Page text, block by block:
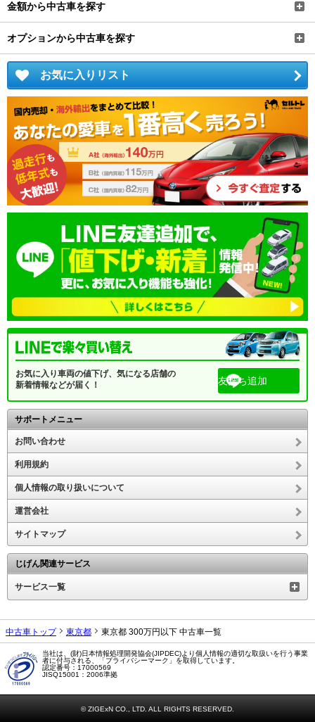
金額から中古車を探す
オプションから中古車を探す
お気に入りリスト
お気に入り車両の値下げ、気になる店舗の
新着情報などが届く！
友だち追加
サポートメニュー
お問い合わせ
利用規約
個人情報の取り扱いについて
運営会社
サイトマップ
じげん関連サービス
サービス一覧
中古車トップ 東京都 東京都 300万円以下 中古車一覧
当社は、(財)日本情報処理開発協会(JIPDEC)より個人情報の適切な取扱いを行う事業
者に付与される、「プライバシーマーク」を取得しています。
認定番号：17000569
JISQ15001：2006準拠
© ZIGExN CO., LTD. ALL RIGHTS RESERVED.